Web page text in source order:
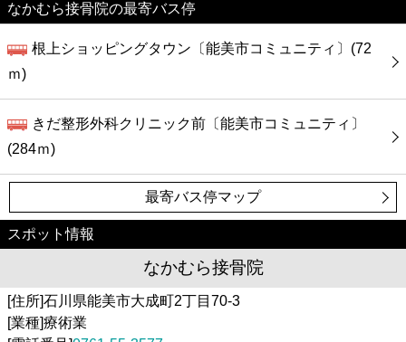
公共
病院
ホテル
なかむら接骨院の最寄バス停
根上ショッピングタウン〔能美市コミュニティ〕(72
ｍ)
きだ整形外科クリニック前〔能美市コミュニティ〕
(284ｍ)
最寄バス停マップ
スポット情報
なかむら接骨院
[住所]石川県能美市大成町2丁目70-3
[業種]療術業